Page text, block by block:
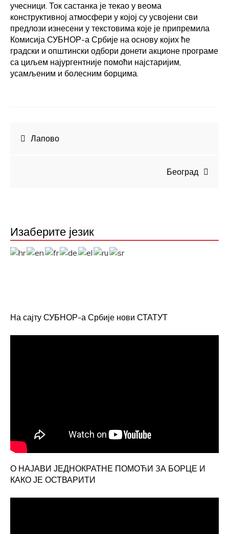
учесници. Ток састанка је текао у веома
конструктивној атмосфери у којој су усвојени сви
предлози изнесени у текстовима које је припремила
Комисија СУБНОР-а Србије на основу којих ће
градски и општински одбори донети акционе програме
са циљем најургентније помоћи најстаријим,
усамљеним и болесним борцима.
Кретање
Лапово
Београд
Изаберите језик
На сајту СУБНОР-а Србије нови СТАТУТ
О НАЈАВИ ЈЕДНОКРАТНЕ ПОМОЋИ ЗА БОРЦЕ И
КАКО ЈЕ ОСТВАРИТИ